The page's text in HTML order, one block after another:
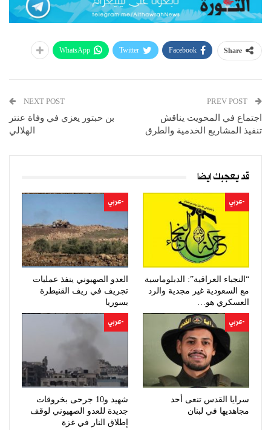
Share
Facebook
Twitter
WhatsApp
اجتماع في المحويت يناقش
تنفيذ المشاريع الخدمية والطرق
NEXT POST
بن حبتور يعزي في وفاة عنتر
الهلالي
قد يعجبك ايضا
-عربي
“النجباء العراقية”: الدبلوماسية
مع السعودية غير مجدية والرد
العسكري هو…
-عربي
العدو الصهيوني ينفذ عمليات
تجريف في ريف القنيطرة
بسوريا
-عربي
سرايا القدس تنعى أحد
مجاهديها في لبنان
-عربي
شهيد و10 جرحى بخروقات
جديدة للعدو الصهيوني لوقف
إطلاق النار في غزة